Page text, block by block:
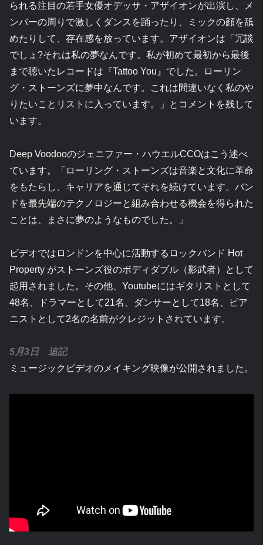
られる注目の若手女優オデッサ・アザイオンが出演し、メ
ンバーの周りで激しくダンスを踊ったり、ミックの顔を舐
めたりして、存在感を放っています。アザイオンは「冗談
でしょ?それは私の夢なんです。私が初めて最初から最後
まで聴いたレコードは『Tattoo You』でした。ローリン
グ・ストーンズに夢中なんです。これは間違いなく私のや
りたいことリストに入っています。」とコメントを残して
います。
Deep Voodooのジェニファー・ハウエルCCOはこう述べ
ています。「ローリング・ストーンズは音楽と文化に革命
をもたらし、キャリアを通じてそれを続けています。バン
ドを最先端のテクノロジーと組み合わせる機会を得られた
ことは、まさに夢のようなものでした。」
ビデオではロンドンを中心に活動するロックバンド Hot
Property がストーンズ役のボディダブル（影武者）として
起用されました。その他、Youtubeにはギタリストとして
48名、ドラマーとして21名、ダンサーとして18名、ピア
ニストとして2名の名前がクレジットされています。
5月3日 追記
ミュージックビデオのメイキング映像が公開されました。